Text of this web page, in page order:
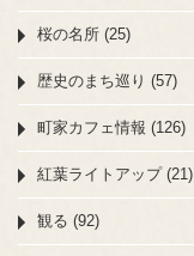
桜の名所 (25)
歴史のまち巡り (57)
町家カフェ情報 (126)
紅葉ライトアップ (21)
観る (92)